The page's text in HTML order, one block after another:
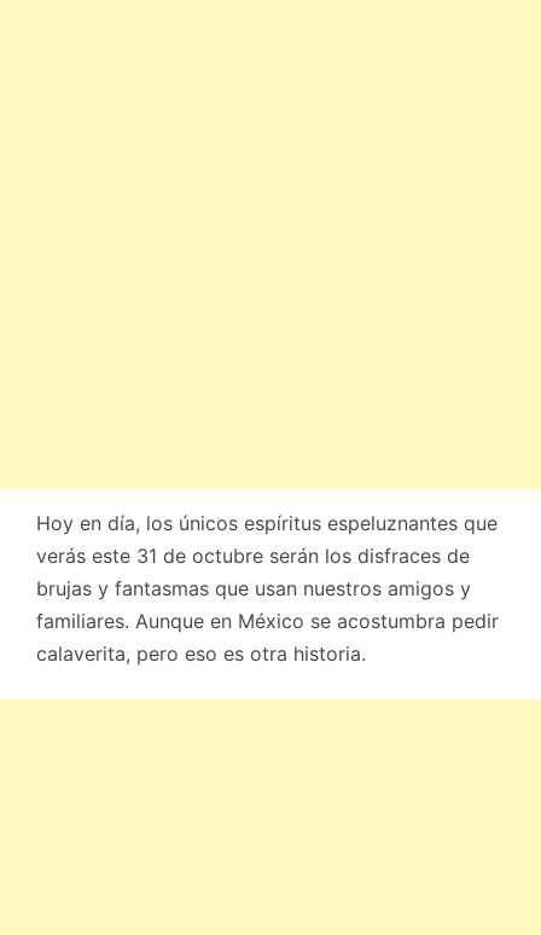
Hoy en día, los únicos espíritus espeluznantes que
verás este 31 de octubre serán los disfraces de
brujas y fantasmas que usan nuestros amigos y
familiares. Aunque en México se acostumbra pedir
calaverita, pero eso es otra historia.